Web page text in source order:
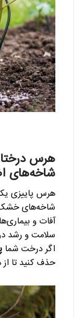
هرس
شاخه‌های
هرس پاییزی
شاخه‌های خشک
آفات و
سلامت و رشد
اگر درخت شما
حذف کنید تا